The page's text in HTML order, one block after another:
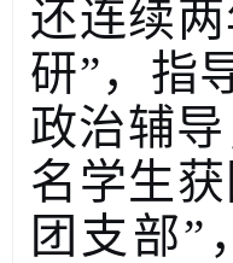
还连续
研”，指
政治辅
名学生
团支部”